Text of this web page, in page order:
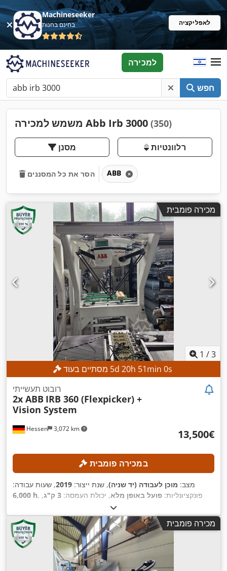
Machineseeker
בחינם בחנות לאפליקציה
חפש
למכירה
משמש למכירה Abb Irb 3000 (350)
מסנן רלוונטיות
הסר את כל המסננים ABB
מכירה פומבית
1 /3
מסתיים בעוד 5d 20h 50min 58s
Hessen 3,072 km
רובוט תעשייתי
2x ABB IRB 360 (Flexpicker) +
Vision System
‏13,500 ‏€
במכירה פומבית
מצב: מוכן לעבודה (יד שניה), שנת ייצור: 2019, שעות עבודה:
6,000 h
, פונקציונליות: פועל באופן מלא, יכולת העמסה: 3 ק"ג
,
מכירה פומבית